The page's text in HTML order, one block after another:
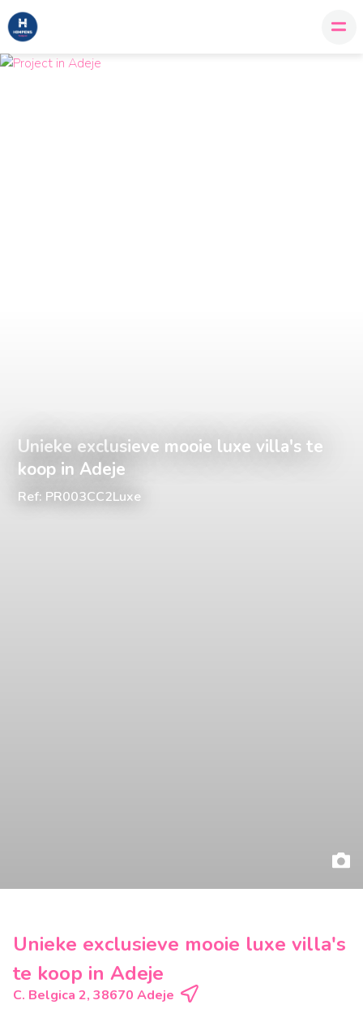
Unieke exclusieve mooie luxe villa's te
koop in Adeje
Ref: PR003CC2Luxe
Unieke exclusieve mooie luxe villa's
te koop in Adeje
C. Belgica 2, 38670 Adeje